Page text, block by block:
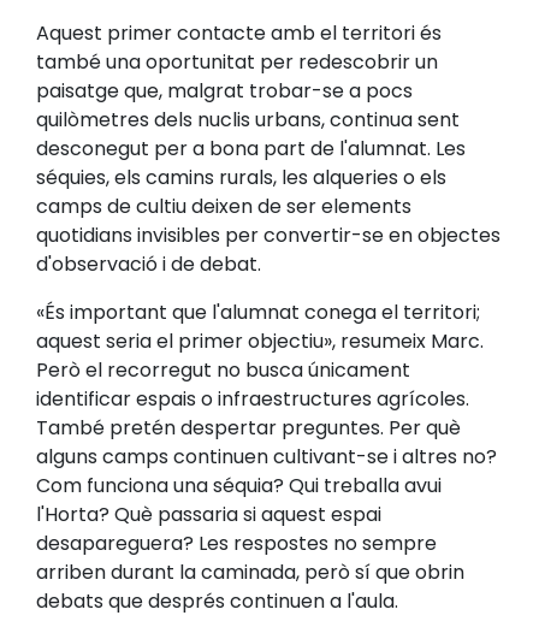
Aquest primer contacte amb el territori és
també una oportunitat per redescobrir un
paisatge que, malgrat trobar-se a pocs
quilòmetres dels nuclis urbans, continua sent
desconegut per a bona part de l'alumnat. Les
séquies, els camins rurals, les alqueries o els
camps de cultiu deixen de ser elements
quotidians invisibles per convertir-se en objectes
d'observació i de debat.
«És important que l'alumnat conega el territori;
aquest seria el primer objectiu», resumeix Marc.
Però el recorregut no busca únicament
identificar espais o infraestructures agrícoles.
També pretén despertar preguntes. Per què
alguns camps continuen cultivant-se i altres no?
Com funciona una séquia? Qui treballa avui
l'Horta? Què passaria si aquest espai
desapareguera? Les respostes no sempre
arriben durant la caminada, però sí que obrin
debats que després continuen a l'aula.